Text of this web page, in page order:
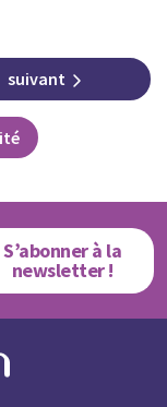
suivant
S’abonner à la
newsletter !